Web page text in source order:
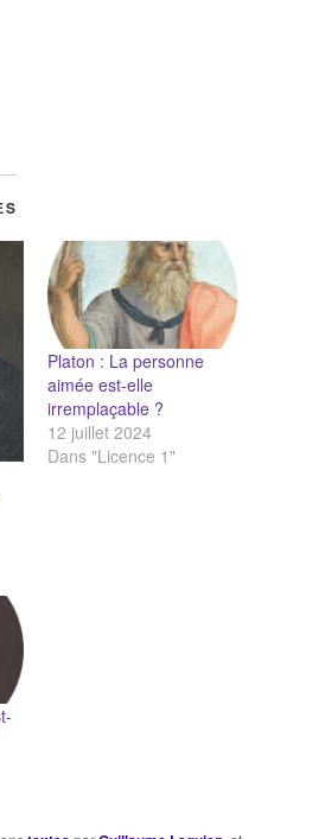
Platon : La personne
aimée est-elle
irremplaçable ?
12 juillet 2024
Dans "Licence 1"